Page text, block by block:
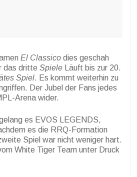
El Classico dies geschah
das dritte Spiele Läuft bis zur 20.
Spiel. Es kommt weiterhin zu
Der Jubel der Fans jedes
Arena wider.
es EVOS LEGENDS,
es die RRQ-Formation
Spiel war nicht weniger hart.
White Tiger Team unter Druck